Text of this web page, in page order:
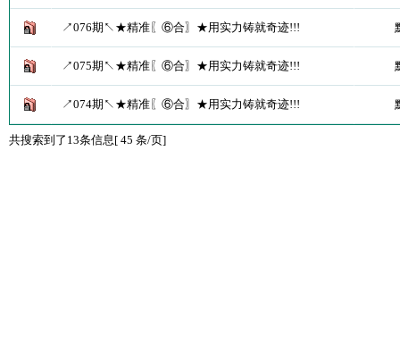
↗076期↖★精准〖⑥合〗★用实力铸就奇迹!!!
↗075期↖★精准〖⑥合〗★用实力铸就奇迹!!!
↗074期↖★精准〖⑥合〗★用实力铸就奇迹!!!
共搜索到了13条信息[ 45 条/页]